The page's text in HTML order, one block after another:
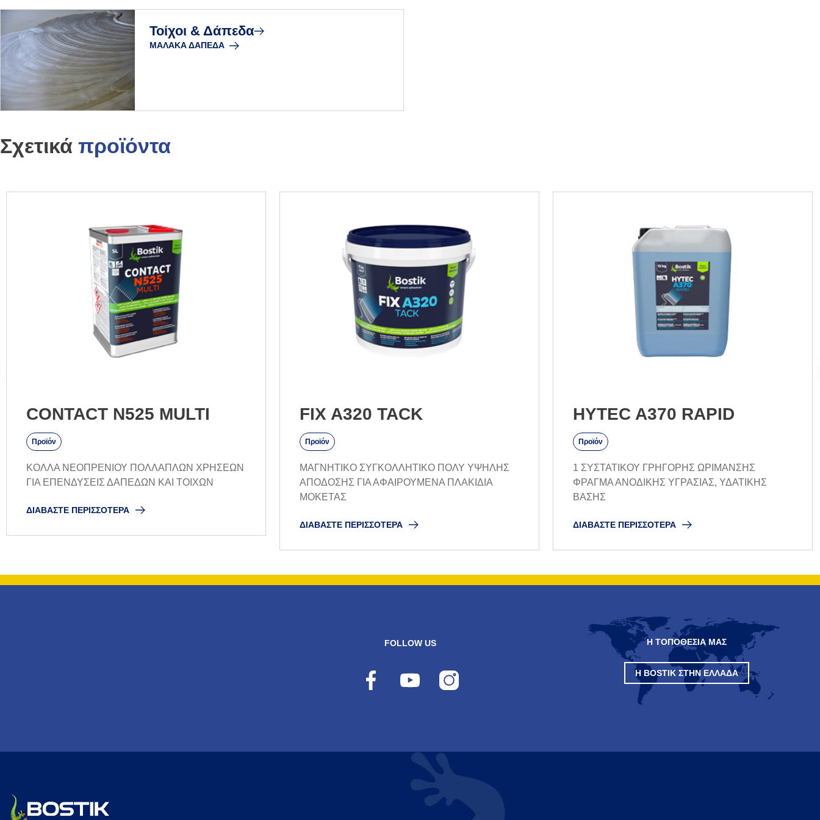
Τοίχοι & Δάπεδα
ΜΑΛΑΚΆ ΔΆΠΕΔΑ
Σχετικά προϊόντα
CONTACT N525 MULTI
Προϊόν
ΚΟΛΛΑ ΝΕΟΠΡΕΝΙΟΥ ΠΟΛΛΑΠΛΩΝ ΧΡΗΣΕΩΝ
ΓΙΑ ΕΠΕΝΔΥΣΕΙΣ ΔΑΠΕΔΩΝ ΚΑΙ ΤΟΙΧΩΝ
ΔΙΑΒΆΣΤΕ ΠΕΡΙΣΣΌΤΕΡΑ
FIX A320 TACK
Προϊόν
ΜΑΓΝΗΤΙΚΟ ΣΥΓΚΟΛΛΗΤΙΚΟ ΠΟΛΥ ΥΨΗΛΗΣ
ΑΠΟΔΟΣΗΣ ΓΙΑ ΑΦΑΙΡΟΥΜΕΝΑ ΠΛΑΚΙΔΙΑ
ΜΟΚΕΤΑΣ
ΔΙΑΒΆΣΤΕ ΠΕΡΙΣΣΌΤΕΡΑ
HYTEC A370 RAPID
Προϊόν
1 ΣΥΣΤΑΤΙΚΟΥ ΓΡΗΓΟΡΗΣ ΩΡΙΜΑΝΣΗΣ
ΦΡΑΓΜΑ ΑΝΟΔΙΚΗΣ ΥΓΡΑΣΙΑΣ, ΥΔΑΤΙΚΗΣ
ΒΑΣΗΣ
ΔΙΑΒΆΣΤΕ ΠΕΡΙΣΣΌΤΕΡΑ
FOLLOW US Η ΤΟΠΟΘΕΣΙΑ ΜΑΣ
Η BOSTIK ΣΤΗΝ ΕΛΛΆΔΑ